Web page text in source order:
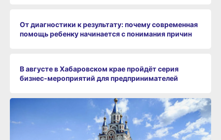
От диагностики к результату: почему современная
помощь ребенку начинается с понимания причин
В августе в Хабаровском крае пройдёт серия
бизнес‑мероприятий для предпринимателей